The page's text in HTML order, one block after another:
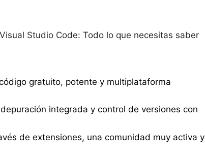
Visual Studio Code: Todo lo que necesitas saber
gratuito, potente y multiplataforma
integrada y control de versiones con
de extensiones, una comunidad muy activa y